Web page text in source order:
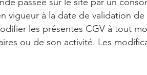
vigueur à la date de validation
les présentes CGV à tout
ou de son activité. Les